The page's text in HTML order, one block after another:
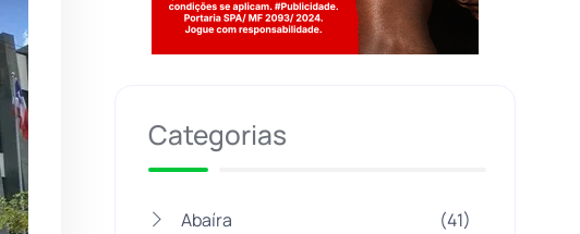
Categorias
Abaíra (41)